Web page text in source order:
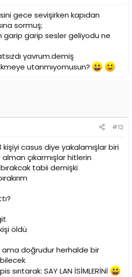
gece sevişirken kapıdan
sormuş;
garip sesler geliyodu ne
yavrum.demiş
utanmıyomusun?
#12
kişiyi casus diye yakalamışlar biri
çıkarmışlar hitlerin
bırakcak tabii demişki
öldü
doğrudur herhalde bir
SAY LAN İSİMLERİNİ